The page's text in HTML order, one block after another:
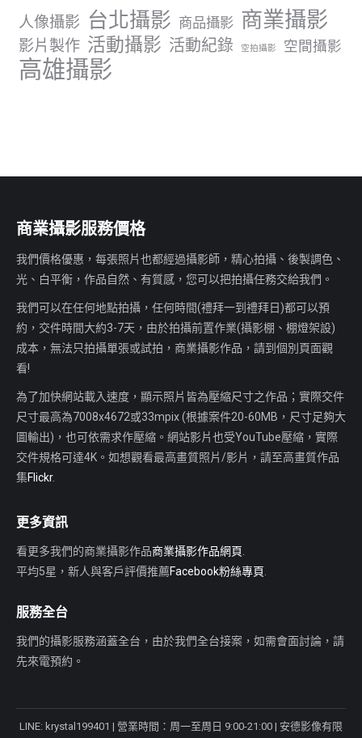
window
人像攝影 台北攝影 商品攝影 商業攝影
影片製作 活動攝影 活動紀錄 空拍攝影 空間攝影
高雄攝影
商業攝影服務價格
我們價格優惠，每張照片也都經過攝影師，精心拍攝、後製調色、
光、白平衡，作品自然、有質感，您可以把拍攝任務交給我們。
我們可以在任何地點拍攝，任何時間(禮拜一到禮拜日)都可以預
約，交件時間大約3-7天，由於拍攝前置作業(攝影棚、棚燈架設)
成本，無法只拍攝單張或試拍，商業攝影作品，請到個別頁面觀
看!
為了加快網站載入速度，顯示照片皆為壓縮尺寸之作品；實際交件
尺寸最高為7008x4672或33mpix (根據案件20-60MB，尺寸足夠大
圖輸出)，也可依需求作壓縮。網站影片也受YouTube壓縮，實際
交件規格可達4K。如想觀看最高畫質照片/影片，請至高畫質作品
集Flickr.
更多資訊
看更多我們的商業攝影作品商業攝影作品網頁
平均5星，新人與客戶評價推薦Facebook粉絲專頁
服務全台
我們的攝影服務涵蓋全台，由於我們全台接案，如需會面討論，請
先來電預約。
LINE: krystal199401 | 營業時間：周一至周日 9:00-21:00 | 安德影像有限